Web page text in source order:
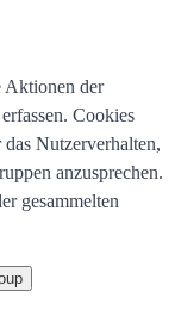
Aktionen der
Cookies
Nutzerverhalten,
anzusprechen.
gesammelten